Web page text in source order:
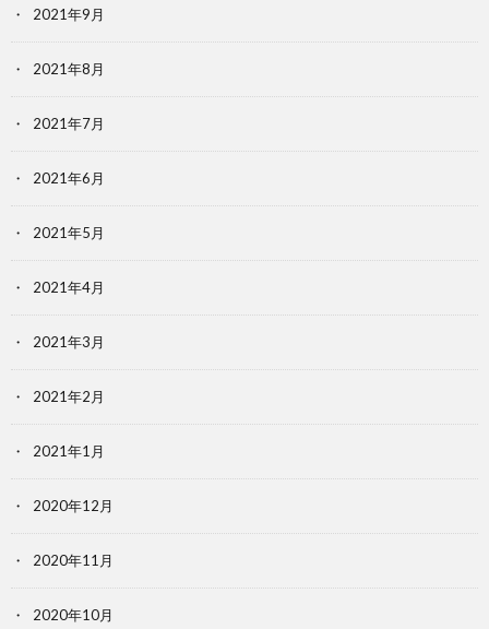
2021年9月
2021年8月
2021年7月
2021年6月
2021年5月
2021年4月
2021年3月
2021年2月
2021年1月
2020年12月
2020年11月
2020年10月